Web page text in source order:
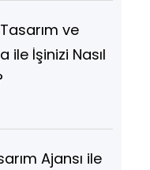
ve
ile İşinizi Nasıl
Ajansı ile